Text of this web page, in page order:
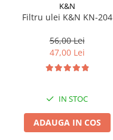
K&N
Filtru ulei K&N KN-204
56,00 Lei
47,00 Lei
IN STOC
ADAUGA IN COS